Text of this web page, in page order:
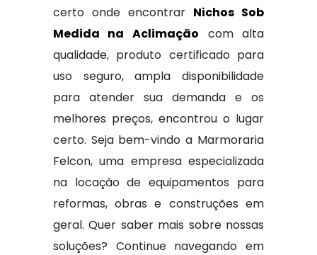
certo onde encontrar Nichos Sob
Medida na Aclimação com alta
qualidade, produto certificado para
uso seguro, ampla disponibilidade
para atender sua demanda e os
melhores preços, encontrou o lugar
certo. Seja bem-vindo a Marmoraria
Felcon, uma empresa especializada
na locação de equipamentos para
reformas, obras e construções em
geral. Quer saber mais sobre nossas
soluções? Continue navegando em